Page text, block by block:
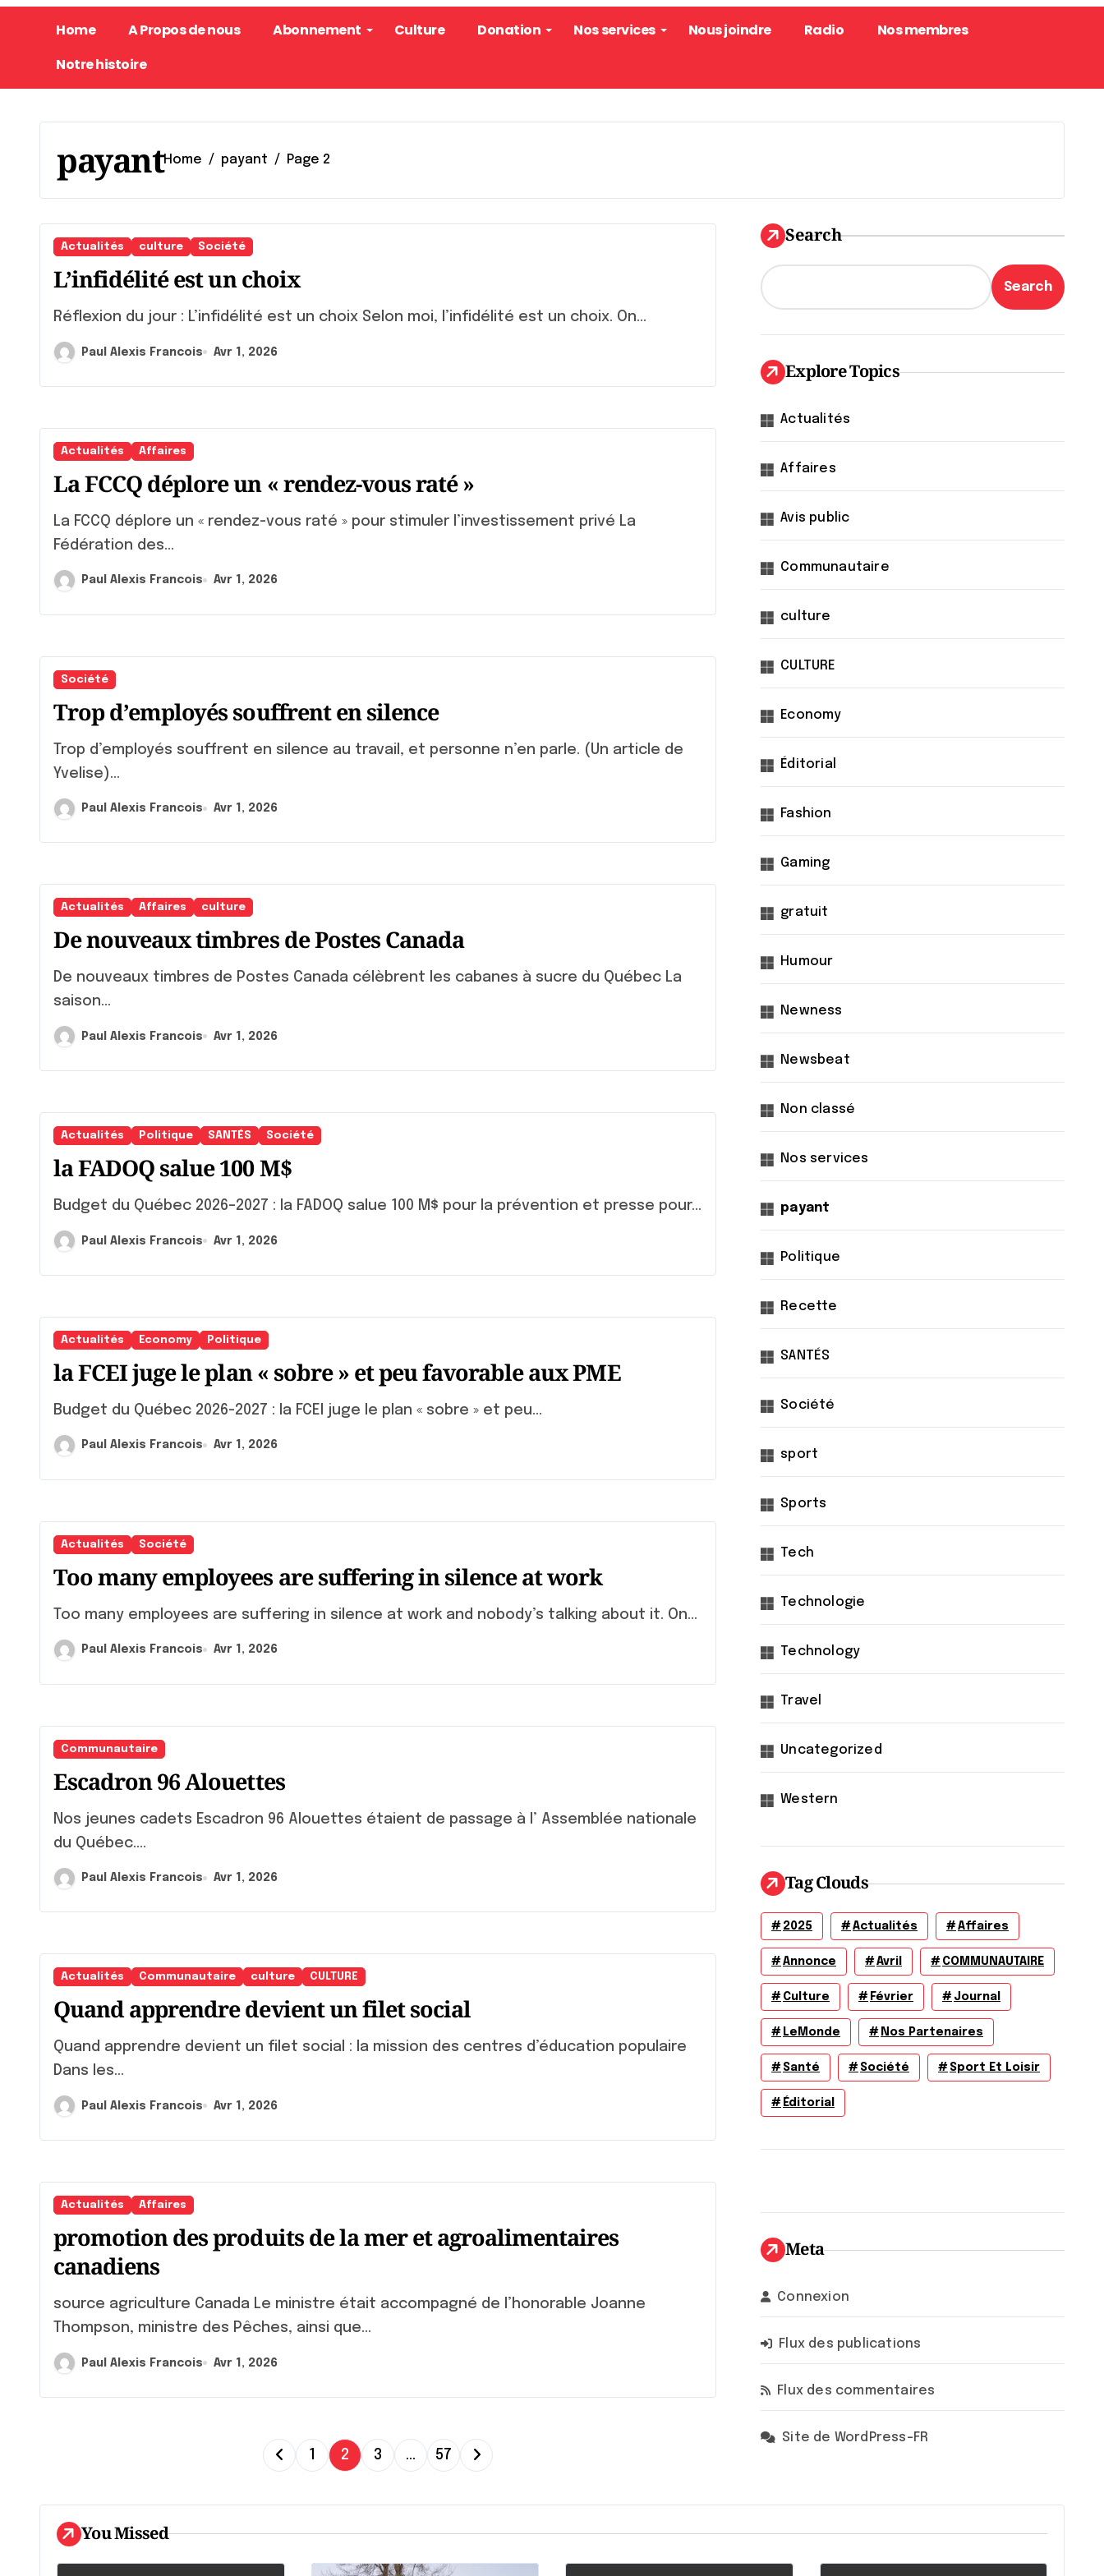
Home A Propos de nous Abonnement Culture Donation Nos services Nous joindre Radio
Nos membres
Notre histoire
payantHome payant Page 2
Actualités culture Société
L’infidélité est un choix
Réflexion du jour : L’infidélité est un choix Selon moi, l’infidélité est un choix. On...
Paul Alexis Francois Avr 1, 2026
Actualités Affaires
La FCCQ déplore un « rendez-vous raté »
La FCCQ déplore un « rendez-vous raté » pour stimuler l’investissement privé La
Fédération des...
Paul Alexis Francois Avr 1, 2026
Société
Trop d’employés souffrent en silence
Yvelise)...
Paul Alexis Francois Avr 1, 2026
Actualités Affaires culture
De nouveaux timbres de Postes Canada
De nouveaux timbres de Postes Canada célèbrent les cabanes à sucre du Québec La
saison...
Paul Alexis Francois Avr 1, 2026
Actualités Politique SANTÉS Société
la FADOQ salue 100 M$
Budget du Québec 2026–2027 : la FADOQ salue 100 M$ pour la prévention et presse pour...
Paul Alexis Francois Avr 1, 2026
Actualités Economy Politique
la FCEI juge le plan « sobre » et peu favorable aux PME
Budget du Québec 2026-2027 : la FCEI juge le plan « sobre » et peu...
Paul Alexis Francois Avr 1, 2026
Actualités Société
Too many employees are suffering in silence at work
Too many employees are suffering in silence at work and nobody’s talking about it. On...
Paul Alexis Francois Avr 1, 2026
Communautaire
Escadron 96 Alouettes
Nos jeunes cadets Escadron 96 Alouettes étaient de passage à l’ Assemblée nationale
du Québec....
Paul Alexis Francois Avr 1, 2026
Actualités Communautaire culture CULTURE
Quand apprendre devient un filet social
Quand apprendre devient un filet social : la mission des centres d’éducation populaire
Dans les...
Paul Alexis Francois Avr 1, 2026
Actualités Affaires
promotion des produits de la mer et agroalimentaires
canadiens
source agriculture Canada Le ministre était accompagné de l’honorable Joanne
Thompson, ministre des Pêches, ainsi que...
Paul Alexis Francois Avr 1, 2026
P
i
1 2 3 … 57
Search
Search
Explore Topics
Actualités
Affaires
Avis public
Communautaire
culture
CULTURE
Economy
Éditorial
Fashion
Gaming
gratuit
Humour
Newness
Newsbeat
Non classé
Nos services
payant
Politique
Recette
SANTÉS
Société
sport
Sports
Tech
Technologie
Technology
Travel
Uncategorized
Western
Tag Clouds
2025 Actualités Affaires
Annonce Avril COMMUNAUTAIRE
Culture Février Journal
LeMonde Nos Partenaires
Santé Société Sport Et Loisir
Éditorial
Meta
Connexion
Flux des publications
Flux des commentaires
Site de WordPress-FR
You Missed